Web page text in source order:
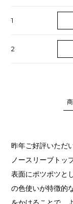
1
2
昨年ご好評いた
ノースリーブトッ
表面にポツポツと
の色使いが特徴的